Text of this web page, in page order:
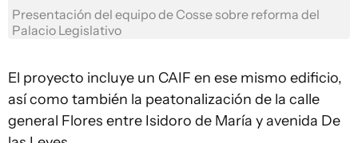
Presentación del equipo de Cosse sobre reforma del
Palacio Legislativo
El proyecto incluye un CAIF en ese mismo edificio,
así como también la peatonalización de la calle
general Flores entre Isidoro de María y avenida De